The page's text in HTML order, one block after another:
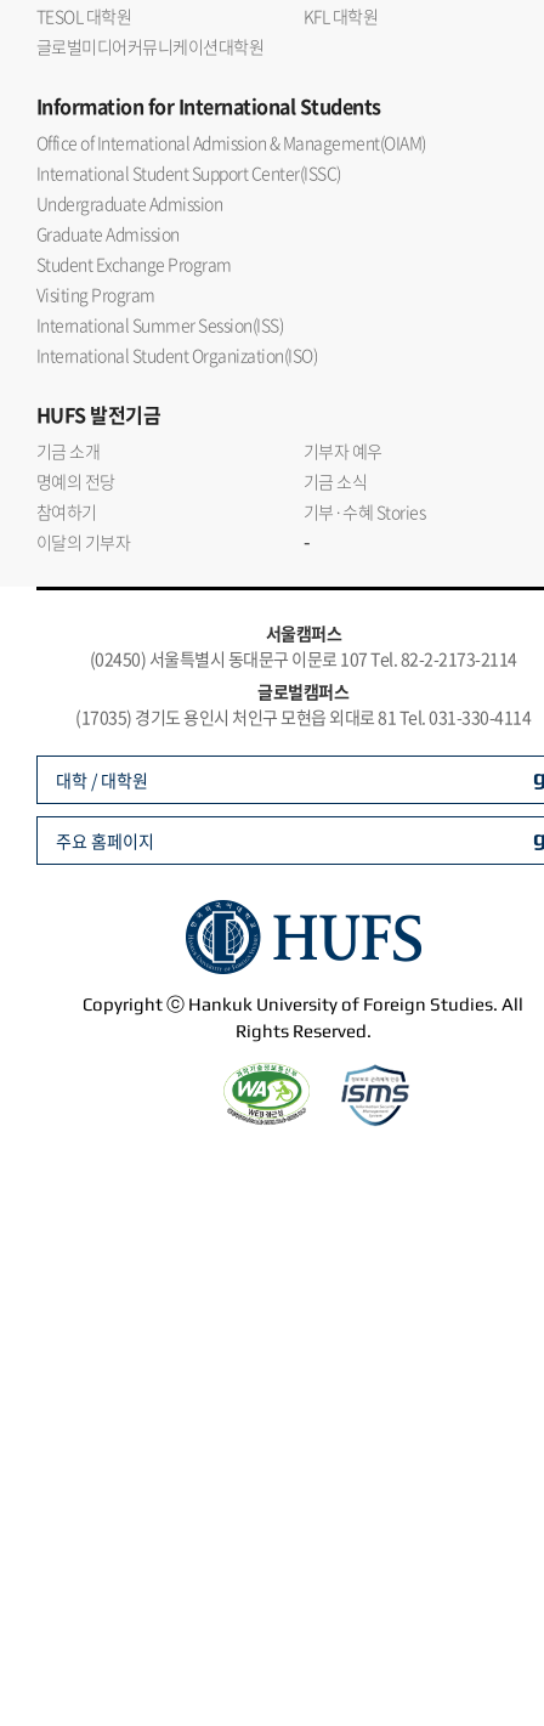
TESOL 대학원
KFL 대학원
글로벌미디어커뮤니케이션대학원
Informationfor International Students
Office of International Admission & Management(OIAM)
International Student Support Center(ISSC)
Undergraduate Admission
Graduate Admission
Student Exchange Program
Visiting Program
International Summer Session(ISS)
International Student Organization(ISO)
HUFS발전기금
기금 소개
기부자 예우
명예의 전당
기금 소식
참여하기
기부·수혜 Stories
이달의 기부자
-
서울캠퍼스
(02450) 서울특별시 동대문구 이문로 107 Tel. 82-2-2173-2114
글로벌캠퍼스
(17035) 경기도 용인시 처인구 모현읍 외대로 81 Tel. 031-330-4114
Copyright ⓒ Hankuk University of Foreign Studies. All
Rights Reserved.
대학 / 대학원
주요 홈페이지